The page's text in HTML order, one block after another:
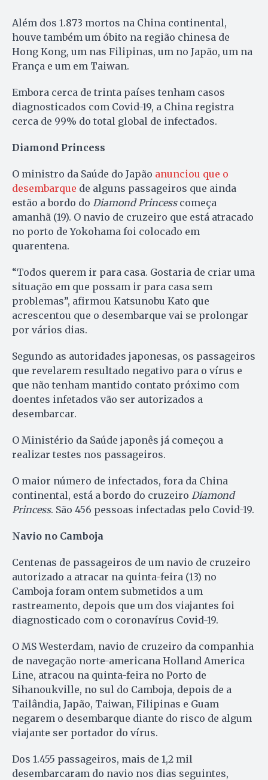
Além dos 1.873 mortos na China continental,
houve também um óbito na região chinesa de
Hong Kong, um nas Filipinas, um no Japão, um na
França e um em Taiwan.
Embora cerca de trinta países tenham casos
diagnosticados com Covid-19, a China registra
cerca de 99% do total global de infectados.
Diamond Princess
O ministro da Saúde do Japão anunciou que o
desembarque de alguns passageiros que ainda
estão a bordo do Diamond Princesscomeça
amanhã (19). O navio de cruzeiro que está atracado
no porto de Yokohama foi colocado em
quarentena.
“Todos querem ir para casa. Gostaria de criar uma
situação em que possam ir para casa sem
problemas”, afirmou Katsunobu Kato que
acrescentou que o desembarque vai se prolongar
por vários dias.
Segundo as autoridades japonesas, os passageiros
que revelarem resultado negativo para o vírus e
que não tenham mantido contato próximo com
doentes infetados vão ser autorizados a
desembarcar.
O Ministério da Saúde japonês já começou a
realizar testes nos passageiros.
O maior número de infectados, fora da China
continental, está a bordo do cruzeiro Diamond
Princess. São 456 pessoas infectadas pelo Covid-19.
Navio no Camboja
Centenas de passageiros de um navio de cruzeiro
autorizado a atracar na quinta-feira (13) no
Camboja foram ontem submetidos a um
rastreamento, depois que um dos viajantes foi
diagnosticado com o coronavírus Covid-19.
O MS Westerdam, navio de cruzeiro da companhia
de navegação norte-americana Holland America
Line, atracou na quinta-feira no Porto de
Sihanoukville, no sul do Camboja, depois de a
Tailândia, Japão, Taiwan, Filipinas e Guam
negarem o desembarque diante do risco de algum
viajante ser portador do vírus.
Dos 1.455 passageiros, mais de 1,2 mil
desembarcaram do navio nos dias seguintes,